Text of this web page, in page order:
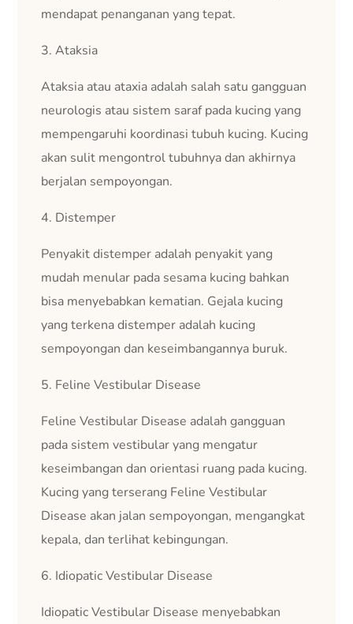
mendapat penanganan yang tepat.
3. Ataksia
Ataksia atau ataxia adalah salah satu gangguan
neurologis atau sistem saraf pada kucing yang
mempengaruhi koordinasi tubuh kucing. Kucing
akan sulit mengontrol tubuhnya dan akhirnya
berjalan sempoyongan.
4. Distemper
Penyakit distemper adalah penyakit yang
mudah menular pada sesama kucing bahkan
bisa menyebabkan kematian. Gejala kucing
yang terkena distemper adalah kucing
sempoyongan dan keseimbangannya buruk.
5. Feline Vestibular Disease
Feline Vestibular Disease adalah gangguan
pada sistem vestibular yang mengatur
keseimbangan dan orientasi ruang pada kucing.
Kucing yang terserang Feline Vestibular
Disease akan jalan sempoyongan, mengangkat
kepala, dan terlihat kebingungan.
6. Idiopatic Vestibular Disease
Idiopatic Vestibular Disease menyebabkan